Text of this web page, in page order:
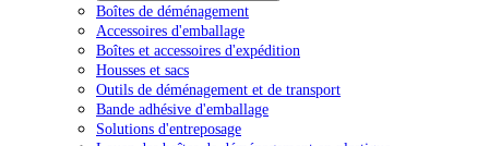
Boîtes de déménagement
Accessoires d'emballage
Boîtes et accessoires d'expédition
Housses et sacs
Outils de déménagement et de transport
Bande adhésive d'emballage
Solutions d'entreposage